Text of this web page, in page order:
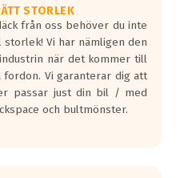
finnas
Hög
vågor
om det är
STORLEK
från oss behöver du inte
Vi har nämligen den
när det kommer till
Vi garanterar dig att
passar just din bil / med
och bultmönster.